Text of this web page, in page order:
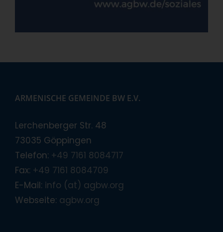
ARMENISCHE GEMEINDE BW E.V.
Lerchenberger Str. 48
73035 Göppingen
Telefon: +49 7161 8084717
Fax: +49 7161 8084709
E-Mail: info (at) agbw.org
Webseite: agbw.org